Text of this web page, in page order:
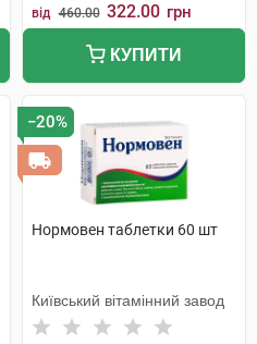
від 460.00 322.00 грн
КУПИТИ
−20%
Нормовен таблетки 60 шт
Київський вітамінний завод